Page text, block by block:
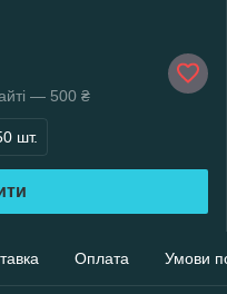
— 500 ₴
шт.
Оплата Умови